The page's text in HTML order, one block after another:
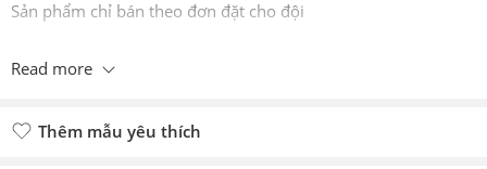
Sản phẩm chỉ bán theo đơn đặt cho đội
Read more
Thêm mẫu yêu thích